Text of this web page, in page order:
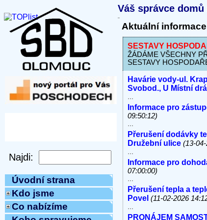
Úvodní strana
Kdo jsme
Co nabízíme
Váš správce
Aktuální informace
SESTAVY
ŽÁDÁME VŠECHNY
SESTAVY
Havárie vody-ul.
Svobod., U Místní
...
Informace pro
09:50:12)
...
Přerušení dodávky
Družební ulice (13-
...
Informace pro
07:00:00)
...
Přerušení tepla a
Povel (11-02-2026
...
PRONÁJEM